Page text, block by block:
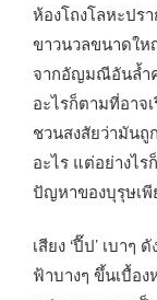
ห้องโถงโลหะปร
ขาวนวลขนาดให
จากอัญมณีอันล้ำ
อะไรก็ตามที่อาจ
ชวนสงสัยว่ามันถู
อะไร แต่อย่างไ
ปัญหาของบุรุษเพี
เสียง ‘ปี๊ป’ เบา
ฟ้าบางๆ ขึ้นเบื้อ